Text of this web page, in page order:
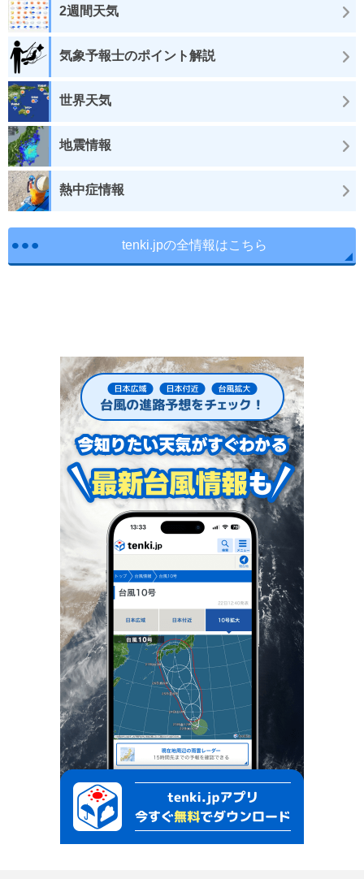
2週間天気
気象予報士のポイント解説
世界天気
地震情報
熱中症情報
tenki.jpの全情報はこちら